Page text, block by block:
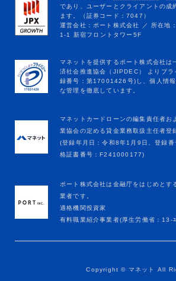
マネットカードローンの編集責任者お
業協会の定める貸金業務取扱主任者登
(登録年月日：令和8年1月9日、登録
格証書番号：F241000177)
ポート株式会社は金融庁をはじめとす
業者です。
適格機関投資家
有料職業紹介事業者(厚生労働省：